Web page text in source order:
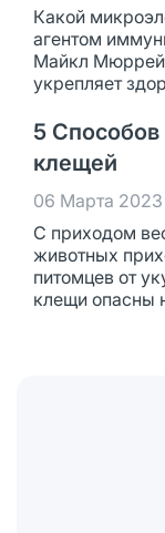
Какой
агентом
Майкл Мюррей
укрепляет
5
клещей
06 Марта 2023
С приходом
животных
питомцев от
клещи опасны